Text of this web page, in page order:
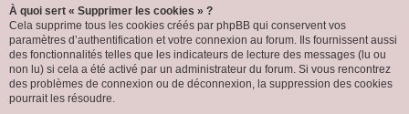
À quoi sert « Supprimer les cookies » ?
Cela supprime tous les cookies créés par phpBB qui conservent vos
paramètres d’authentification et votre connexion au forum. Ils fournissent aussi
des fonctionnalités telles que les indicateurs de lecture des messages (lu ou
non lu) si cela a été activé par un administrateur du forum. Si vous rencontrez
des problèmes de connexion ou de déconnexion, la suppression des cookies
pourrait les résoudre.